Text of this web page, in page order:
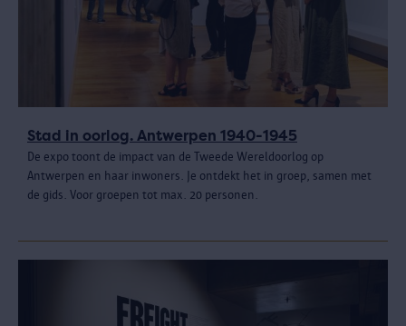
Stad in oorlog. Antwerpen 1940-1945
De expo toont de impact van de Tweede Wereldoorlog op
Antwerpen en haar inwoners. Je ontdekt het in groep, samen met
de gids. Voor groepen tot max. 20 personen.